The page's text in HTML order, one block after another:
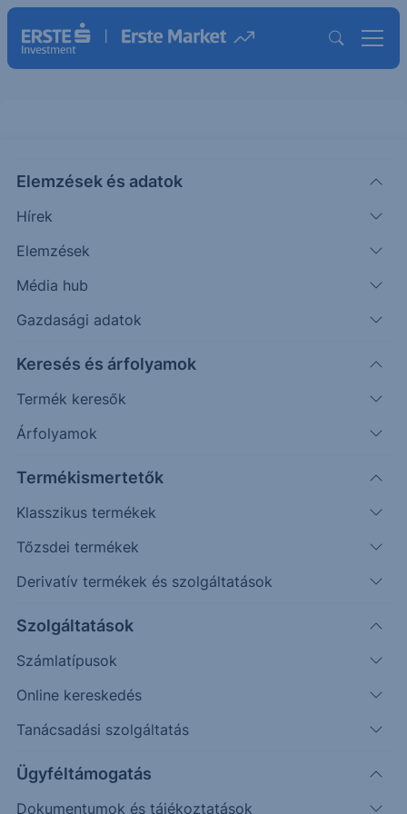
Elemzések és adatok
Hírek
Elemzések
Média hub
Gazdasági adatok
Keresés és árfolyamok
Termék keresők
Árfolyamok
Termékismertetők
Klasszikus termékek
Tőzsdei termékek
Derivatív termékek és szolgáltatások
Szolgáltatások
Számlatípusok
Online kereskedés
Tanácsadási szolgáltatás
Ügyféltámogatás
Dokumentumok és tájékoztatások
Airbag Erste HUF 22-25
ISIN: DE000CS8E143
árfolyamváltozás pontos értékét, és figyelje az Esemény és
Véletlenszerű Csökkenés
Erste Group Bank AG
Visszahívási korlát / Kupon korlát
60%
80%
100%